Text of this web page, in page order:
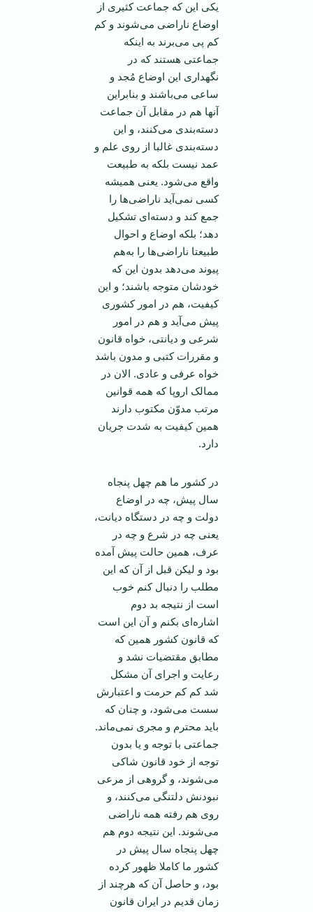
یکی این که جماعت کثیری از
اوضاع ناراضی می‌شوند و کم
کم پی می‌برند به اینکه
جماعتی هستند که در
نگهداری این اوضاع مُجد و
ساعی می‌باشند و بنابراین
آنها هم در مقابل آن جماعت
دسته‌بندی می‌کنند، و این
دسته‌بندی غالبا از روی علم و
عمد نیست بلکه به طبیعت
واقع می‌شود. یعنی همیشه
کسی نمی‌آید ناراضی‌ها را
جمع کند و دسته‌ای تشکیل
دهد؛ بلکه اوضاع و احوال
طبیعتا ناراضی‌ها را به‌هم
پیوند می‌دهد بدون این که
خودشان متوجه باشند؛ و این
کیفیت، هم در امور کشوری
پیش می‌آید و هم در امور
شرعی و دیانتی، خواه قانون
و مقررات کتبی و مدون باشد
خواه عرفی و عادی. الان در
ممالک اروپا که همه قوانین
مرتب مدوّن مکتوب دارند
همین کیفیت به شدت جریان
دارد.
در کشور ما هم چهل پنجاه
سال پیش، چه در اوضاع
دولت و چه در دستگاه دیانت،
یعنی چه در شرع و چه در
عرف، همین حالت پیش آمده
بود و لیکن قبل از آن که این
مطلب را دنبال کنم خوب
است از نتیجه بد دوم
اشاره‌ای بکنم و آن این است
که قانون کشور همین که
مطابق مقتضیات نشد و
رعایت و اجرای آن مشکل
شد کم کم حرمت و اعتبارش
سست می‌شود، و چنان که
باید محترم و مجری نمی‌ماند.
جماعتی با توجه و یا بدون
توجه از خود قانون شاکی
می‌شوند، و گروهی از مرعی
نبودنش دلتنگی می‌کنند، و
روی هم رفته همه ناراضی
می‌شوند. این نتیجه دوم هم
چهل پنجاه سال پیش در
کشور ما کاملا ظهور کرده
بود، و حاصل آن که هرچند از
زمان قدیم در ایران قانون